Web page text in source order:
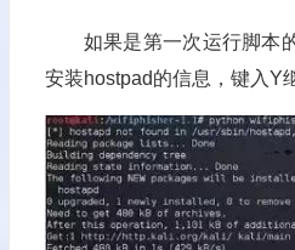
如果是第一次运行脚本
安装hostpad的信息，键入Y